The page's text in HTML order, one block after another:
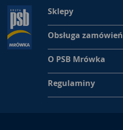
Sklepy
Obsługa zamówień
O PSB Mrówka
Regulaminy